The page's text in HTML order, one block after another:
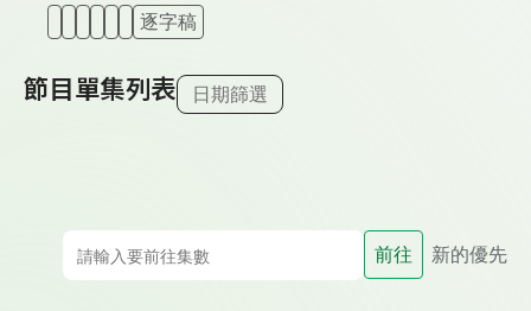
逐字稿
節目單集列表 日期篩選
前往 新的優先